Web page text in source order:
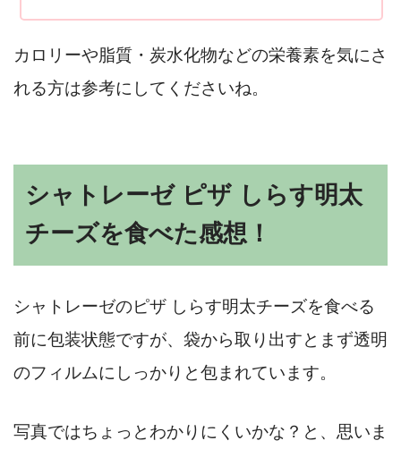
カロリーや脂質・炭水化物などの栄養素を気にさ
れる方は参考にしてくださいね。
シャトレーゼ ピザ しらす明太
チーズを食べた感想！
シャトレーゼのピザ しらす明太チーズを食べる
前に包装状態ですが、袋から取り出すとまず透明
のフィルムにしっかりと包まれています。
写真ではちょっとわかりにくいかな？と、思いま